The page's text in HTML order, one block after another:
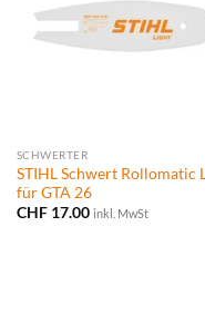
SCHWERTER
STIHL Schwert Rollomatic
für GTA 26
CHF17.00 inkl. MwSt